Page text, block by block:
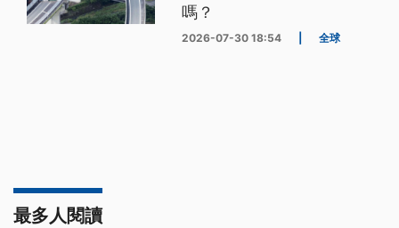
嗎？
2026-07-30 18:54 全球
最多人閱讀